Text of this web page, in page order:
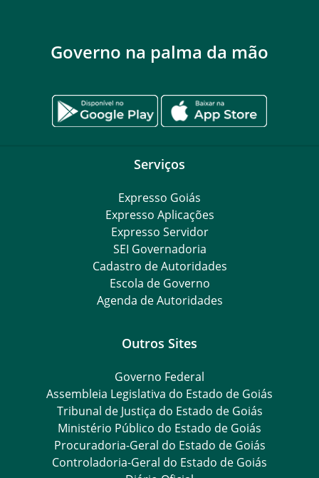
Governo na palma da mão
Serviços
Expresso Goiás
Expresso Aplicações
Expresso Servidor
SEI Governadoria
Cadastro de Autoridades
Escola de Governo
Agenda de Autoridades
Outros Sites
Governo Federal
Assembleia Legislativa do Estado de Goiás
Tribunal de Justiça do Estado de Goiás
Ministério Público do Estado de Goiás
Procuradoria-Geral do Estado de Goiás
Controladoria-Geral do Estado de Goiás